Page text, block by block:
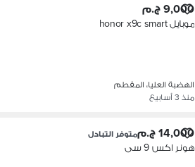
9,000 ج.م
موبايل honor x9c smart
الهضبة العليا، المقطم
منذ 3 أسابيع
14,000 ج.م متوفر التبادل
هونر اكس 9 سى